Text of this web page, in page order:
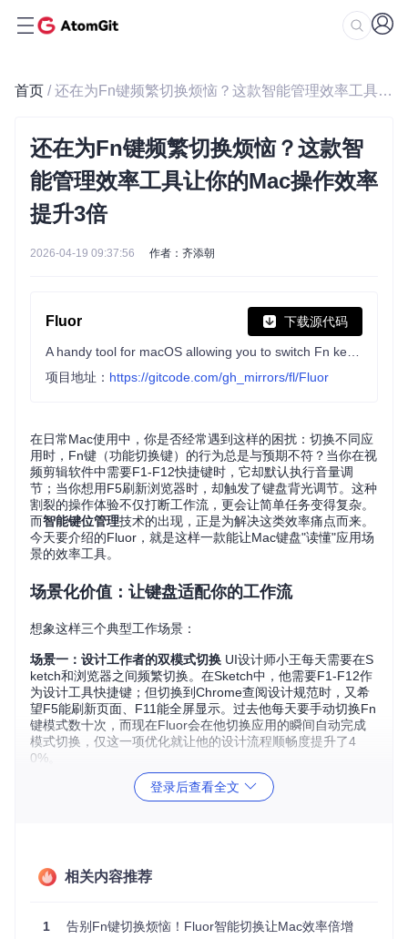
首页 / 还在为Fn键频繁切换烦恼？这款智能管理效率工具让你的Mac操作效率提升3倍
还在为Fn键频繁切换烦恼？这款智
能管理效率工具让你的Mac操作效率
提升3倍
2026-04-19 09:37:56 作者：齐添朝
Fluor 下载源代码
项目地址： https://gitcode.com/gh_mirrors/fl/Fluor
在日常Mac使用中，你是否经常遇到这样的困扰：切换不同应
用时，Fn键（功能切换键）的行为总是与预期不符？当你在视
频剪辑软件中需要F1-F12快捷键时，它却默认执行音量调
节；当你想用F5刷新浏览器时，却触发了键盘背光调节。这种
割裂的操作体验不仅打断工作流，更会让简单任务变得复杂。
而智能键位管理技术的出现，正是为解决这类效率痛点而来。
今天要介绍的Fluor，就是这样一款能让Mac键盘"读懂"应用场
景的效率工具。
场景化价值：让键盘适配你的工作流
想象这样三个典型工作场景：
场景一：设计工作者的双模式切换 UI设计师小王每天需要在S
ketch和浏览器之间频繁切换。在Sketch中，他需要F1-F12作
为设计工具快捷键；但切换到Chrome查阅设计规范时，又希
望F5能刷新页面、F11能全屏显示。过去他每天要手动切换Fn
键模式数十次，而现在Fluor会在他切换应用的瞬间自动完成
模式切换，仅这一项优化就让他的设计流程顺畅度提升了4
0%。
场景二：程序员的多IDE适配后端开发者小李同时使用Xcode
和VS Code进行开发。Xcode需要F7-F9进行代码调试，而VS
场景三：内容创作者的多任务处理
制播放，打开文档时还希望F1-F4能调整亮度和音量。Fluor的
智能切换功能让她无需中断创作思路去调整键盘设置，素材整
登录后查看全文
相关内容推荐
1 告别Fn键切换烦恼！Fluor智能切换让Mac效率倍增